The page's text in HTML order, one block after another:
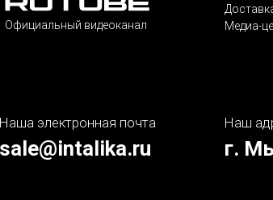
Официальный видеоканал
Медиа-
Наша электронная почта
sale@intalika.ru
Наш
г.